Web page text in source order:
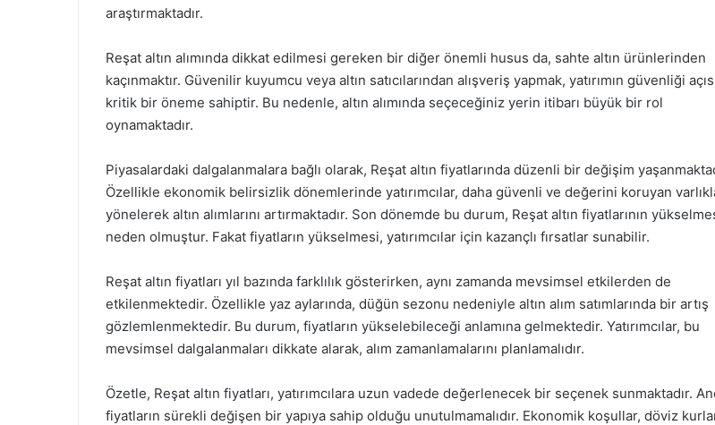
araştırmaktadır.
Reşat altın alımında dikkat edilmesi gereken bir diğer önemli husus da, sahte altın ürünlerinden
kaçınmaktır. Güvenilir kuyumcu veya altın satıcılarından alışveriş yapmak, yatırımın güvenliği
kritik bir öneme sahiptir. Bu nedenle, altın alımında seçeceğiniz yerin itibarı büyük bir rol
oynamaktadır.
Piyasalardaki dalgalanmalara bağlı olarak, Reşat altın fiyatlarında düzenli bir değişim
Özellikle ekonomik belirsizlik dönemlerinde yatırımcılar, daha güvenli ve değerini koruyan
yönelerek altın alımlarını artırmaktadır. Son dönemde bu durum, Reşat altın fiyatlarının
neden olmuştur. Fakat fiyatların yükselmesi, yatırımcılar için kazançlı fırsatlar sunabilir.
Reşat altın fiyatları yıl bazında farklılık gösterirken, aynı zamanda mevsimsel etkilerden de
etkilenmektedir. Özellikle yaz aylarında, düğün sezonu nedeniyle altın alım satımlarında bir artış
gözlemlenmektedir. Bu durum, fiyatların yükselebileceği anlamına gelmektedir. Yatırımcılar, bu
mevsimsel dalgalanmaları dikkate alarak, alım zamanlamalarını planlamalıdır.
Özetle, Reşat altın fiyatları, yatırımcılara uzun vadede değerlenecek bir seçenek sunmaktadır.
fiyatların sürekli değişen bir yapıya sahip olduğu unutulmamalıdır. Ekonomik koşullar, döviz